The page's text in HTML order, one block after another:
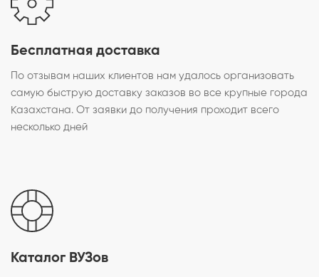
Бесплатная доставка
По отзывам наших клиентов нам удалось организовать
самую быструю доставку заказов во все крупные города
Казахстана. От заявки до получения проходит всего
несколько дней
Каталог ВУЗов